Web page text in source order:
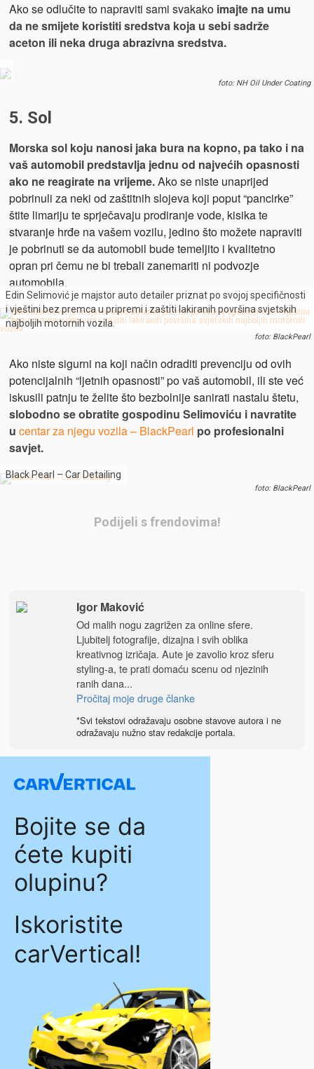
Ako se odlučite to napraviti sami svakako imajte na umu
da ne smijete koristiti sredstva koja u sebi sadrže
aceton ili neka druga abrazivna sredstva.
.
foto: NH Oil Under Coating
5. Sol
Morska sol koju nanosi jaka bura na kopno, pa tako i na
vaš automobil predstavlja jednu od najvećih opasnosti
ako ne reagirate na vrijeme.Ako se niste unaprijed
pobrinuli za neki od zaštitnih slojeva koji poput “pancirke”
štite limariju te sprječavaju prodiranje vode, kisika te
stvaranje hrđe na vašem vozilu, jedino što možete napraviti
je pobrinuti se da automobil bude temeljito i kvalitetno
opran pri čemu ne bi trebali zanemariti ni podvozje
automobila.
Edin Selimović je majstor auto detailer priznat po svojoj specifičnosti
i vještini bez premca u pripremi i zaštiti lakiranih površina svjetskih
najboljih motornih vozila.
foto: BlackPearl
Ako niste sigurni na koji način odraditi prevenciju od ovih
potencijalnih “ljetnih opasnosti” po vaš automobil, ili ste već
iskusili patnju te želite što bezbolnije sanirati nastalu štetu,
slobodno se obratite gospodinu Selimoviću i navratite
u centar za njegu vozila – BlackPearl po profesionalni
savjet.
Black Pearl – Car Detailing
foto: BlackPearl
Podijeli s frendovima!
Igor Maković
Od malih nogu zagrižen za online sfere.
Ljubitelj fotografije, dizajna i svih oblika
kreativnog izričaja. Aute je zavolio kroz sferu
styling-a, te prati domaću scenu od njezinih
ranih dana...
Pročitaj moje druge članke
*Svi tekstovi odražavaju osobne stavove autora i ne
odražavaju nužno stav redakcije portala.